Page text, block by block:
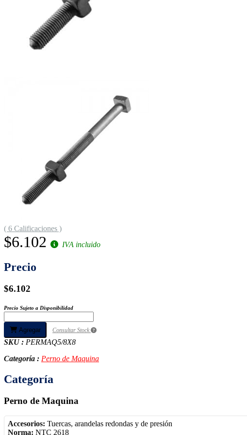
( 6 Calificaciones )
$6.102 IVA incluido
Precio
$6.102
Precio Sujeto a Disponibilidad
Agregar Consultar Stock
SKU : PERMAQ5/8X8
Categoría : Perno de Maquina
Categoría
Perno de Maquina
Accesorios: Tuercas, arandelas redondas y de presión
Norma: NTC 2618